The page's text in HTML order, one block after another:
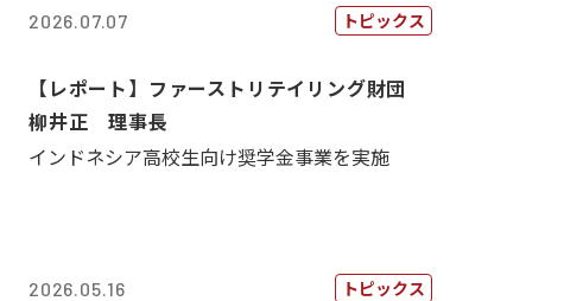
2026.07.07 トピックス
【レポート】ファーストリテイリング財団
柳井正 理事長
インドネシア高校生向け奨学金事業を実施
2026.05.16 トピックス